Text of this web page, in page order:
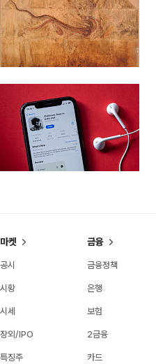
마켓
공시
시황
시세
장외/IPO
특징주
금융
금융정책
은행
보험
2금융
카드